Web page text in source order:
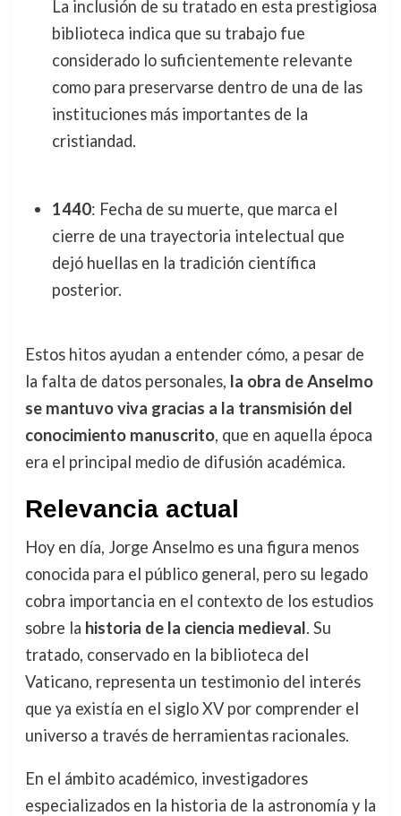
La inclusión de su tratado en esta prestigiosa
biblioteca indica que su trabajo fue
considerado lo suficientemente relevante
como para preservarse dentro de una de las
instituciones más importantes de la
cristiandad.
1440: Fecha de su muerte, que marca el
cierre de una trayectoria intelectual que
dejó huellas en la tradición científica
posterior.
Estos hitos ayudan a entender cómo, a pesar de
la falta de datos personales, la obra de Anselmo
se mantuvo viva gracias a la transmisión del
conocimiento manuscrito, que en aquella época
era el principal medio de difusión académica.
Relevancia actual
Hoy en día, Jorge Anselmo es una figura menos
conocida para el público general, pero su legado
cobra importancia en el contexto de los estudios
sobre la historia de la ciencia medieval. Su
tratado, conservado en la biblioteca del
Vaticano, representa un testimonio del interés
que ya existía en el siglo XV por comprender el
universo a través de herramientas racionales.
En el ámbito académico, investigadores
especializados en la historia de la astronomía y la